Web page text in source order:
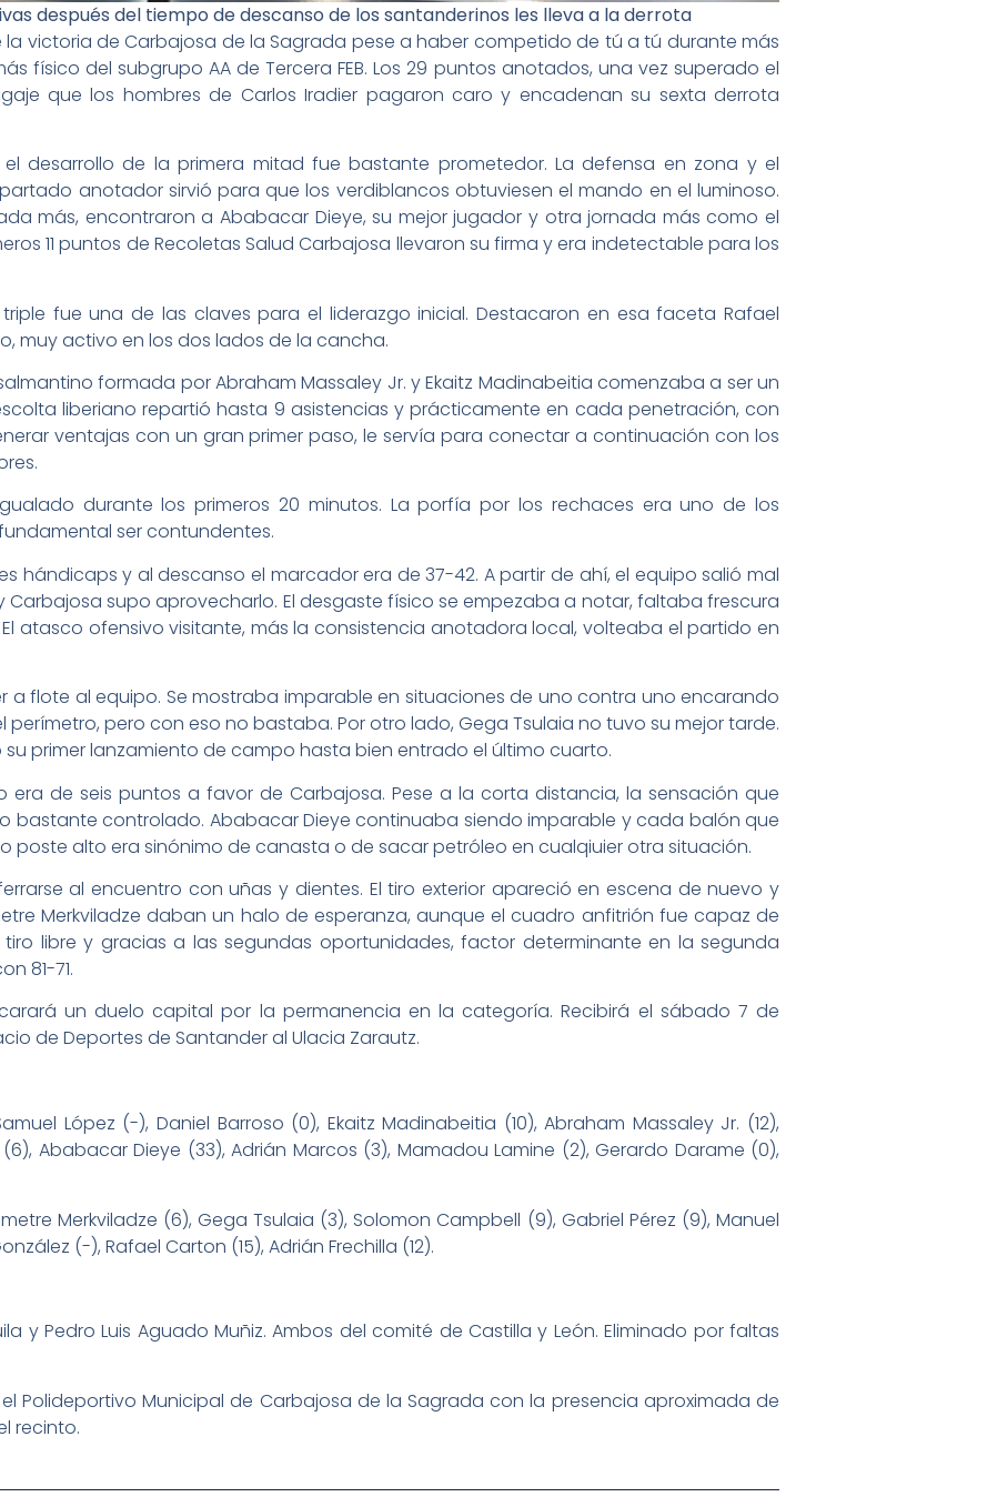
después del tiempo de descanso de los santanderinos les lleva a la derrota
la victoria de Carbajosa de la Sagrada pese a haber competido de tú a tú durante más
físico del subgrupo AA de Tercera FEB. Los 29 puntos anotados, una vez superado el
que los hombres de Carlos Iradier pagaron caro y encadenan su sexta derrota
desarrollo de la primera mitad fue bastante prometedor. La defensa en zona y el
anotador sirvió para que los verdiblancos obtuviesen el mando en el luminoso.
más, encontraron a Ababacar Dieye, su mejor jugador y otra jornada más como el
11 puntos de Recoletas Salud Carbajosa llevaron su firma y era indetectable para los
fue una de las claves para el liderazgo inicial. Destacaron en esa faceta Rafael
muy activo en los dos lados de la cancha.
formada por Abraham Massaley Jr. y Ekaitz Madinabeitia comenzaba a ser un
liberiano repartió hasta 9 asistencias y prácticamente en cada penetración, con
ventajas con un gran primer paso, le servía para conectar a continuación con los
durante los primeros 20 minutos. La porfía por los rechaces era uno de los
ser contundentes.
hándicaps y al descanso el marcador era de 37-42. A partir de ahí, el equipo salió mal
Carbajosa supo aprovecharlo. El desgaste físico se empezaba a notar, faltaba frescura
atasco ofensivo visitante, más la consistencia anotadora local, volteaba el partido en
a flote al equipo. Se mostraba imparable en situaciones de uno contra uno encarando
perímetro, pero con eso no bastaba. Por otro lado, Gega Tsulaia no tuvo su mejor tarde.
su primer lanzamiento de campo hasta bien entrado el último cuarto.
era de seis puntos a favor de Carbajosa. Pese a la corta distancia, la sensación que
bastante controlado. Ababacar Dieye continuaba siendo imparable y cada balón que
poste alto era sinónimo de canasta o de sacar petróleo en cualqiuier otra situación.
al encuentro con uñas y dientes. El tiro exterior apareció en escena de nuevo y
Merkviladze daban un halo de esperanza, aunque el cuadro anfitrión fue capaz de
libre y gracias a las segundas oportunidades, factor determinante en la segunda
81-71.
un duelo capital por la permanencia en la categoría. Recibirá el sábado 7 de
de Deportes de Santander al Ulacia Zarautz.
López (-), Daniel Barroso (0), Ekaitz Madinabeitia (10), Abraham Massaley Jr. (12),
Ababacar Dieye (33), Adrián Marcos (3), Mamadou Lamine (2), Gerardo Darame (0),
Merkviladze (6), Gega Tsulaia (3), Solomon Campbell (9), Gabriel Pérez (9), Manuel
(-), Rafael Carton (15), Adrián Frechilla (12).
y Pedro Luis Aguado Muñiz. Ambos del comité de Castilla y León. Eliminado por faltas
Polideportivo Municipal de Carbajosa de la Sagrada con la presencia aproximada de
recinto.